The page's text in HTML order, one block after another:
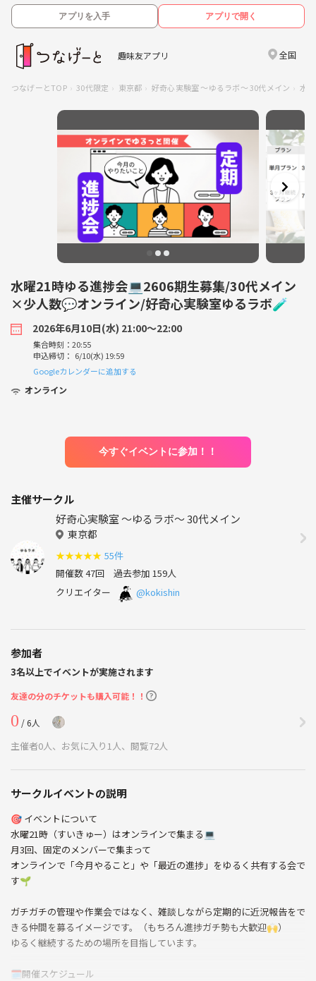
アプリを入手 アプリで開く
趣味友アプリ 全国
つなげーとTOP 30代限定 東京都 好奇心実験室 ～ゆるラボ～ 30代メイン 水
水曜21時ゆる進捗会💻2606期生募集/30代メイン
×少人数💬オンライン/好奇心実験室ゆるラボ🧪
2026年6月10日(水) 21:00〜22:00
集合時刻：20:55
申込締切： 6/10(水) 19:59
Googleカレンダーに追加する
オンライン
今すぐイベントに参加！！
主催サークル
好奇心実験室 ～ゆるラボ～ 30代メイン
東京都
★★★★★ 55件
開催数 47回 過去参加 159人
クリエイター
@kokishin
参加者
3名以上でイベントが実施されます
友達の分のチケットも購入可能！！
0 / 6人
主催者0人、お気に入り1人、閲覧72人
サークルイベントの説明
🎯 イベントについて
水曜21時（すいきゅー）はオンラインで集まる💻
月3回、固定のメンバーで集まって
オンラインで「今月やること」や「最近の進捗」をゆるく共有する会で
す🌱
ガチガチの管理や作業会ではなく、雑談しながら定期的に近況報告をで
きる仲間を募るイメージです。（もちろん進捗ガチ勢も大歓迎🙌）
ゆるく継続するための場所を目指しています。
🗓開催スケジュール